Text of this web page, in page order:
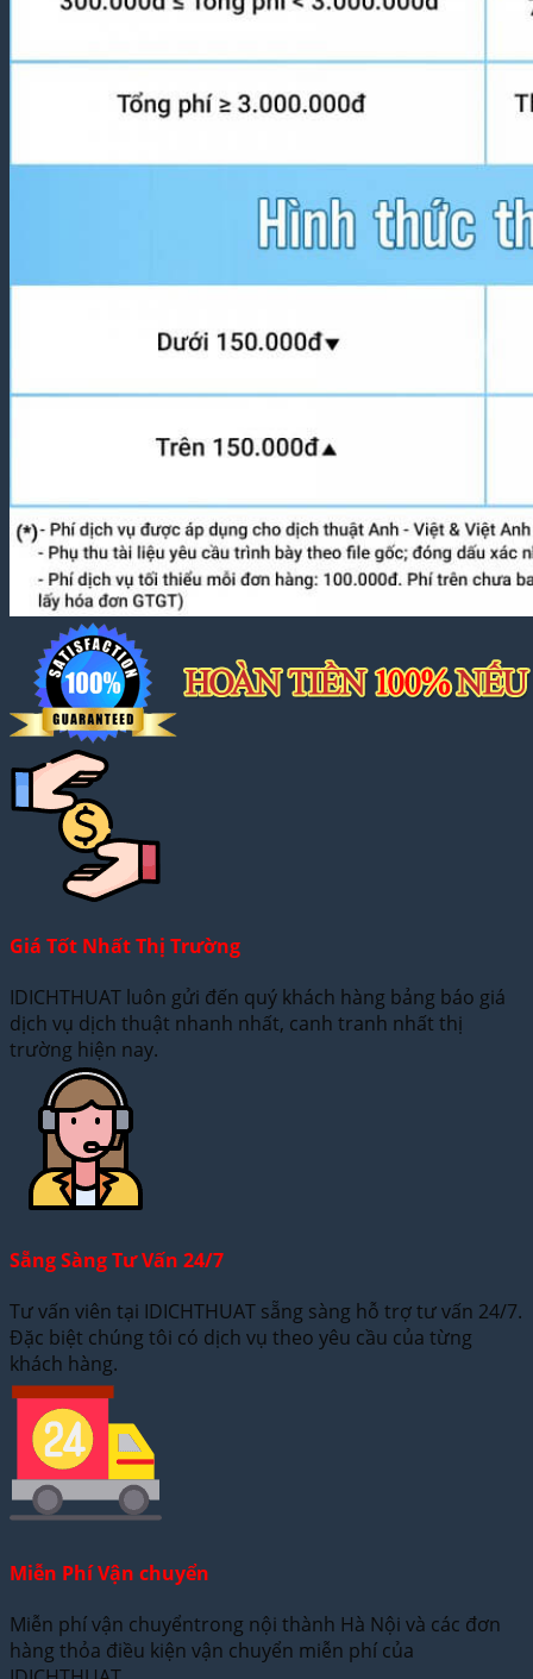
Giá Tốt Nhất Thị Trường
IDICHTHUAT luôn gửi đến quý khách hàng bảng báo giá
dịch vụ dịch thuật nhanh nhất, canh tranh nhất thị
trường hiện nay.
Sẵng Sàng Tư Vấn 24/7
Tư vấn viên tại IDICHTHUAT sẵng sàng hỗ trợ tư vấn 24/7.
Đặc biệt chúng tôi có dịch vụ theo yêu cầu của từng
khách hàng.
Miễn Phí Vận chuyển
Miễn phí vận chuyểntrong nội thành Hà Nội và các đơn
hàng thỏa điều kiện vận chuyển miễn phí của